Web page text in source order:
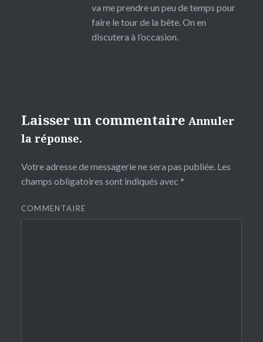
va me prendre un peu de temps pour
faire le tour de la bête. On en
discutera à l’occasion.
Laisser un commentaire Annuler
la réponse.
Votre adresse de messagerie ne sera pas publiée.Les
champs obligatoires sont indiqués avec *
COMMENTAIRE